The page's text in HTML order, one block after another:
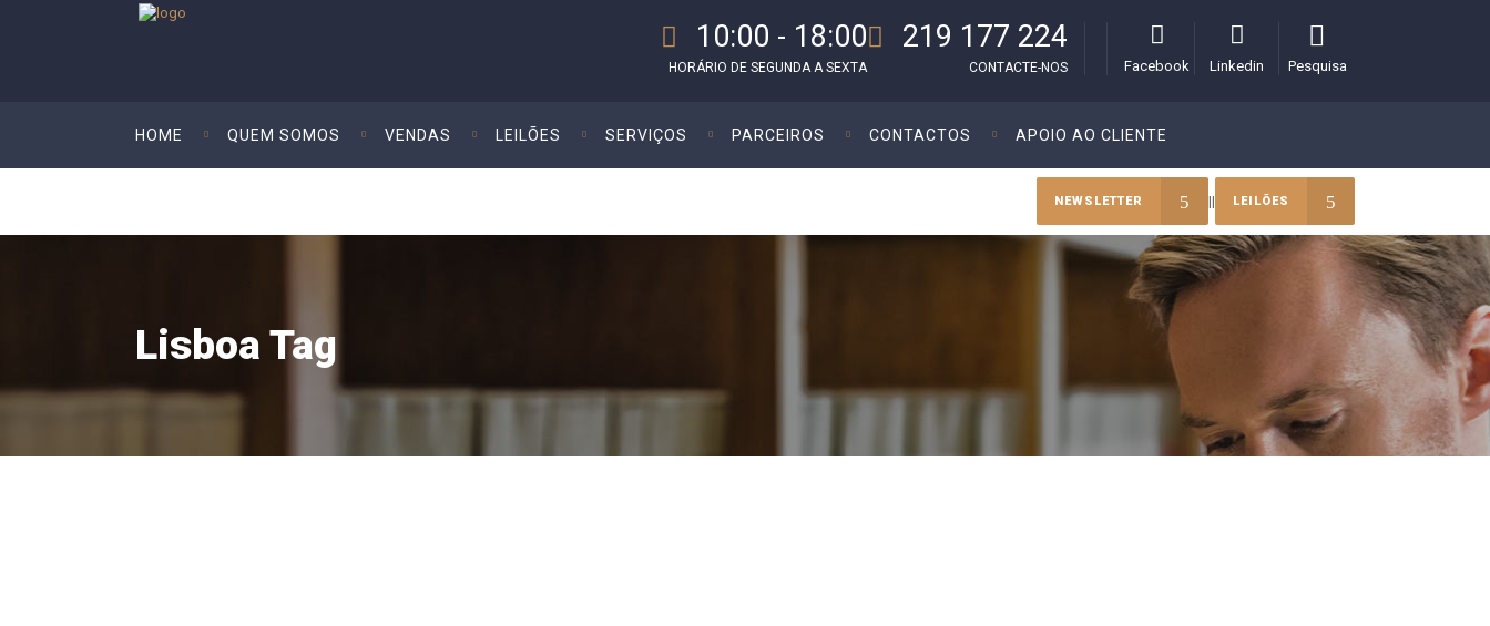
10:00 - 18:00
HORÁRIO DE SEGUNDA A SEXTA
219 177 224
CONTACTE-NOS Facebook Linkedin Pesquisa
HOME QUEM SOMOS VENDAS LEILÕES SERVIÇOS PARCEIROS CONTACTOS APOIO AO CLIENTE
NEWSLETTER || LEILÕES
Lisboa Tag